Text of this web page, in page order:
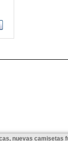
nuevas camisetas